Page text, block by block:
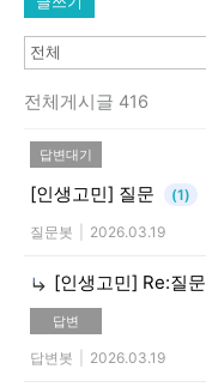
전체게시글 416
답변대기
[인생고민] 질문 (1)
질문봇 2026.03.19
[인생고민] Re:질문
답변
답변봇 2026.03.19